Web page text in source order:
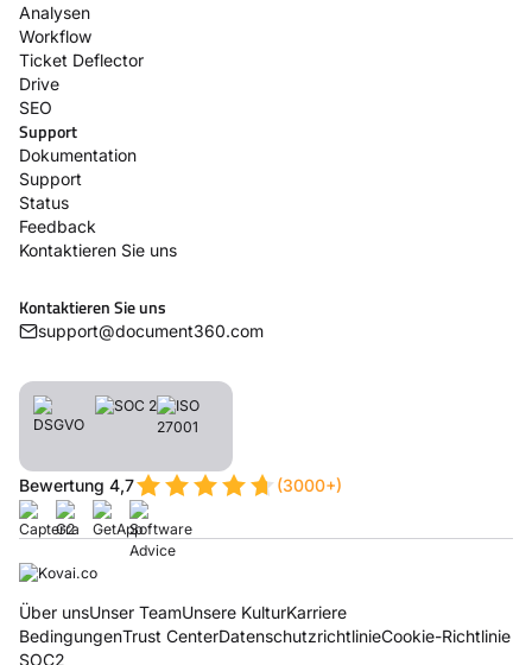
Analysen
Workflow
Ticket Deflector
Drive
SEO
Support
Dokumentation
Support
Status
Feedback
Kontaktieren Sie uns
Kontaktieren Sie uns
support@document360.com
Bewertung 4,7 (3000+)
Über unsUnser TeamUnsere KulturKarriere
BedingungenTrust CenterDatenschutzrichtlinieCookie-Richtlinie
SOC2